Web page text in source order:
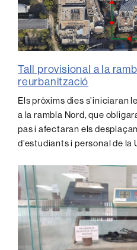
Tall provisional a la
reurbanització
Els pròxims dies s’iniciaran
a la rambla Nord, que
pas i afectaran els
d’estudiants i personal de la